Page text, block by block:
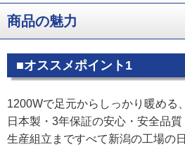
商品の魅力
■オススメポイント1
1200Wで足元からしっかり暖める
日本製・3年保証の安心・安全品
生産組立まですべて新潟の工場の